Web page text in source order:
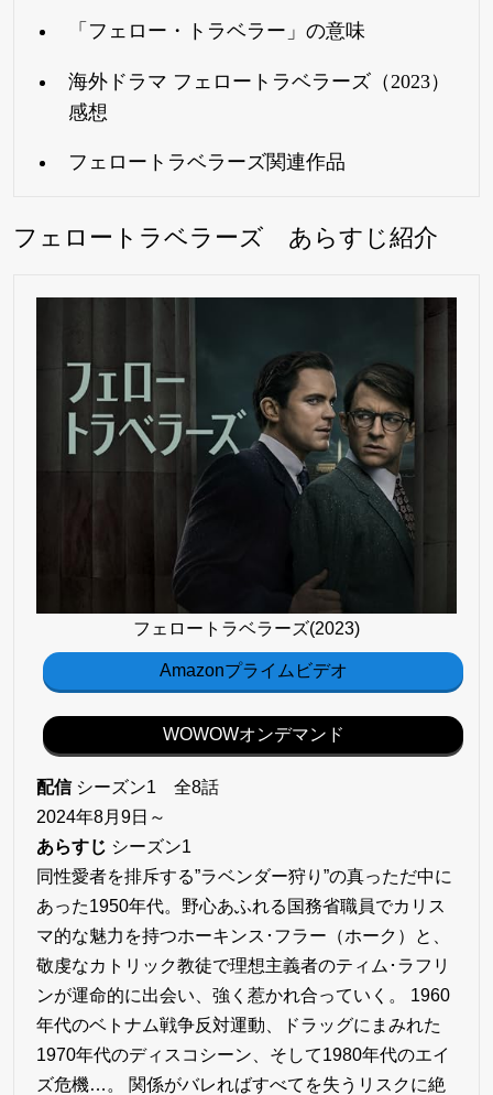
「フェロー・トラベラー」の意味
海外ドラマ フェロートラベラーズ（2023）
感想
フェロートラベラーズ関連作品
フェロートラベラーズ あらすじ紹介
フェロートラベラーズ(2023)
Amazonプライムビデオ
WOWOWオンデマンド
配信シーズン1 全8話
2024年8月9日～
あらすじ シーズン1
同性愛者を排斥する”ラベンダー狩り”の真っただ中に
あった1950年代。野心あふれる国務省職員でカリス
マ的な魅力を持つホーキンス･フラー（ホーク）と、
敬虔なカトリック教徒で理想主義者のティム･ラフリ
ンが運命的に出会い、強く惹かれ合っていく。 1960
年代のベトナム戦争反対運動、ドラッグにまみれた
1970年代のディスコシーン、そして1980年代のエイ
ズ危機…。 関係がバレればすべてを失うリスクに絶